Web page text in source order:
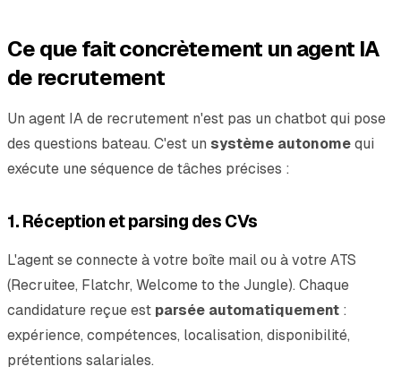
Ce que fait concrètement un agent IA
de recrutement
Un agent IA de recrutement n'est pas un chatbot qui pose
des questions bateau. C'est un système autonomequi
exécute une séquence de tâches précises :
1. Réception et parsing des CVs
L'agent se connecte à votre boîte mail ou à votre ATS
(Recruitee, Flatchr, Welcome to the Jungle). Chaque
candidature reçue est parsée automatiquement :
expérience, compétences, localisation, disponibilité,
prétentions salariales.